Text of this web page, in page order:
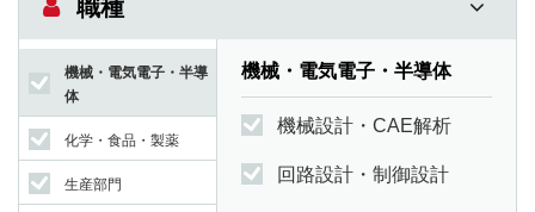
職種
機械・電気電子・半導
体
化学・食品・製薬
生産部門
機械・電気電子・半導体
機械設計・CAE解析
回路設計・制御設計